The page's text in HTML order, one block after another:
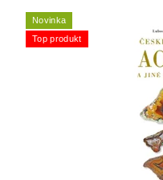
Novinka
Top produkt